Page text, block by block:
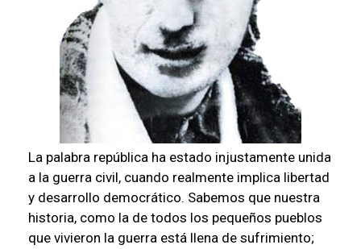
La palabra república ha estado injustamente unida
a la guerra civil, cuando realmente implica libertad
y desarrollo democrático. Sabemos que nuestra
historia, como la de todos los pequeños pueblos
que vivieron la guerra está llena de sufrimiento;